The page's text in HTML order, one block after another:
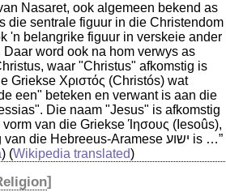
Nasaret, ook algemeen bekend as
die sentrale figuur in die Christendom
'n belangrike figuur in verskeie ander
Daar word ook na hom verwys as
waar "Christus" afkomstig is
Griekse Χριστός (Christós) wat
een" beteken en verwant is aan die
Die naam "Jesus" is afkomstig
van die Griekse Ίησους (Iesoûs),
wat self 'n Hellenisering van die Hebreeus-Aramese ישוע is …”
) (Wikipedia translated)
]